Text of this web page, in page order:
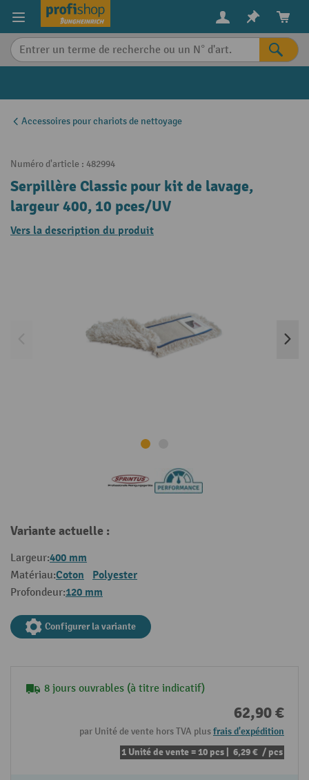
content
Accessoires pour chariots de nettoyage
Numéro d'article : 482994
Serpillère Classic pour kit de lavage,
largeur 400, 10 pces/UV
Vers la description du produit
Variante actuelle :
Largeur:400 mm
Matériau:Coton Polyester
Profondeur:120 mm
Configurer la variante
8 jours ouvrables (à titre indicatif)
62,90 €
par Unité de vente hors TVA plusfrais d'expédition
1 Unité de vente = 10 pcs | 6,29 € / pcs